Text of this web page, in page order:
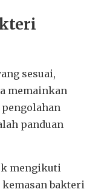
sesuai,
memainkan
panduan
mengikuti
bakteri